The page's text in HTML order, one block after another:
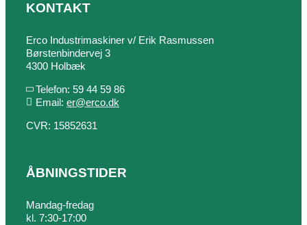
KONTAKT
Erco Industrimaskiner v/ Erik Rasmussen
Børstenbindervej 3
4300 Holbæk
Telefon: 59 44 59 86
Email: er@erco.dk
CVR: 15852631
ÅBNINGSTIDER
Mandag-fredag
kl. 7:30-17:00